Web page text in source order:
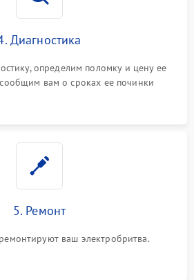
Диагностика
определим поломку и цену ее
вам о сроках ее починки
5. Ремонт
ваш электробритва.